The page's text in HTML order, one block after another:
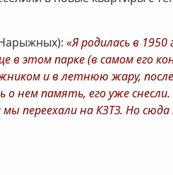
«Я родилась в 1950
в этом парке (в самом его
и в летнюю жару,
о нем память, его уже
переехали на КЗТЗ. Но